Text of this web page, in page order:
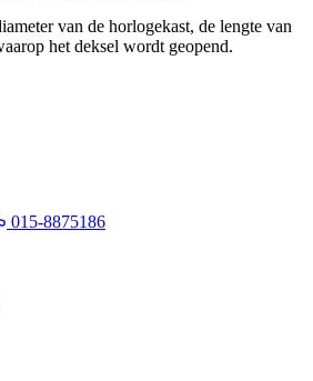
van de horlogekast, de lengte van
het deksel wordt geopend.
015-8875186